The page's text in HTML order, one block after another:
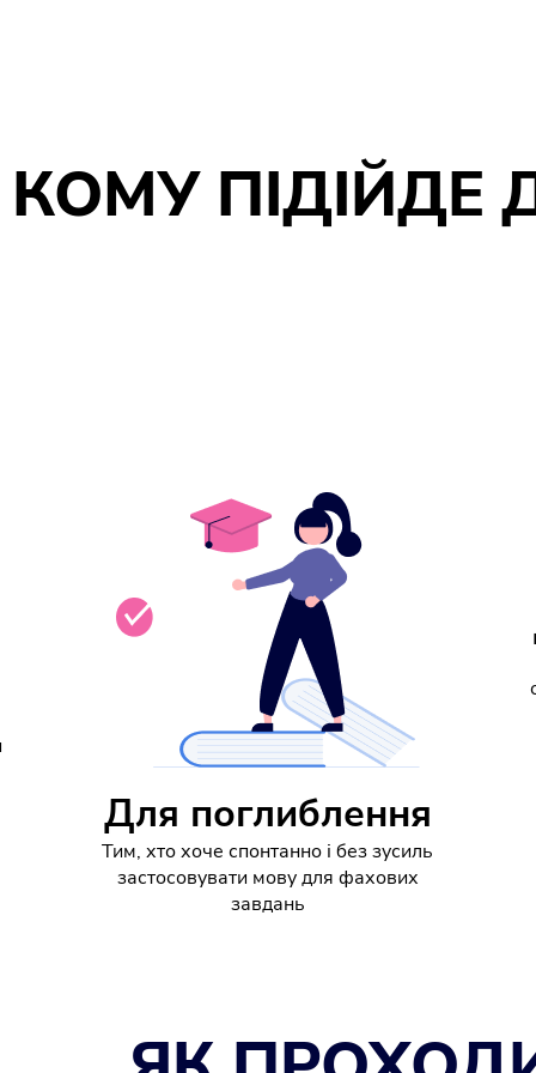
КОМУ ПІДІЙДЕ
Для поглиблення
Тим, хто хоче спонтанно і без зусиль
застосовувати мову для фахових
завдань